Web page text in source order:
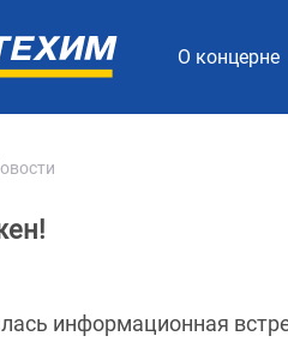
О концерне
информационная